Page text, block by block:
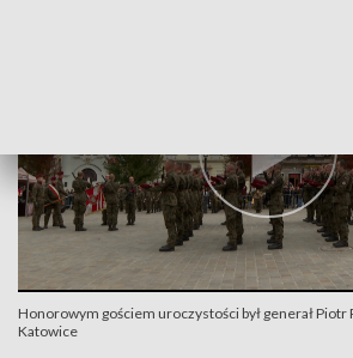
Honorowym gościem uroczystości był generał Piotr
Katowice